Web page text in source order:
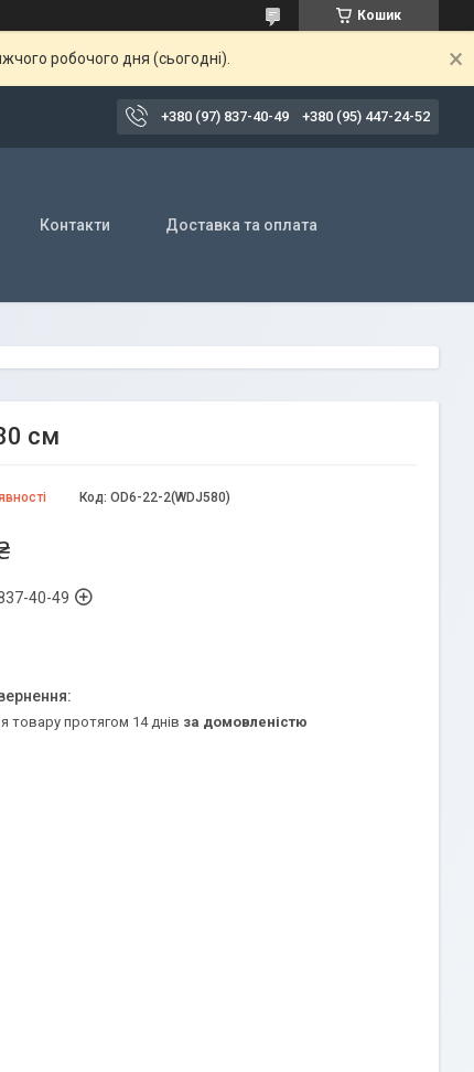
Кошик
робочого дня (сьогодні).
+380 (97) 837-40-49 +380 (95) 447-24-52
Контакти Доставка та оплата
см
Код: OD6-22-2(WDJ580)
40-49
товару протягом 14 днів за домовленістю